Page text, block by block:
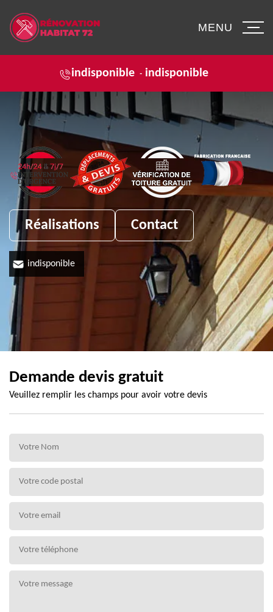
indisponible - indisponible
MENU
Réalisations Contact
indisponible
Demande devis gratuit
Veuillez remplir les champs pour avoir votre devis